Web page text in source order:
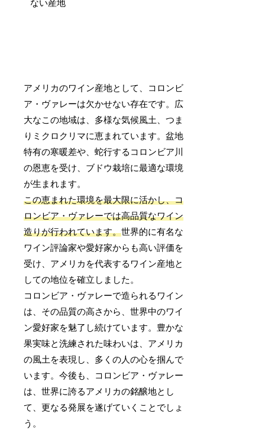
アメリカのワイン産地として、コロンビ
ア・ヴァレーは欠かせない存在です。広
大なこの地域は、多様な気候風土、つま
りミクロクリマに恵まれています。盆地
特有の寒暖差や、蛇行するコロンビア川
の恩恵を受け、ブドウ栽培に最適な環境
が生まれます。
この恵まれた環境を最大限に活かし、コ
ロンビア・ヴァレーでは高品質なワイン
造りが行われています。世界的に有名な
ワイン評論家や愛好家からも高い評価を
受け、アメリカを代表するワイン産地と
しての地位を確立しました。
コロンビア・ヴァレーで造られるワイン
は、その品質の高さから、世界中のワイ
ン愛好家を魅了し続けています。豊かな
果実味と洗練された味わいは、アメリカ
の風土を表現し、多くの人の心を掴んで
います。今後も、コロンビア・ヴァレー
は、世界に誇るアメリカの銘醸地とし
て、更なる発展を遂げていくことでしょ
う。